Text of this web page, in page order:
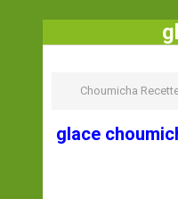
Choumicha
glace